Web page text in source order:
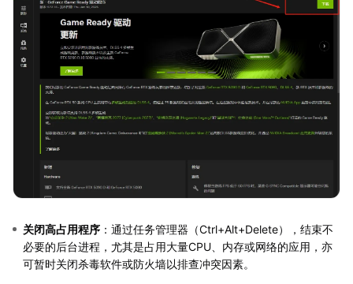
关闭高占用程序 ：通过任务管理器（Ctrl+Alt+Delete），结束不
必要的后台进程，尤其是占用大量CPU、内存或网络的应用，亦
可暂时关闭杀毒软件或防火墙以排查冲突因素。